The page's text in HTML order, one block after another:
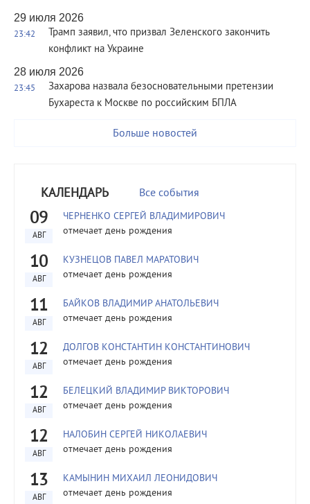
29 июля 2026
23:42
Трамп заявил, что призвал Зеленского закончить
конфликт на Украине
28 июля 2026
23:45
Захарова назвала безосновательными претензии
Бухареста к Москве по российским БПЛА
Больше новостей
КАЛЕНДАРЬ Все события
09
АВГ
ЧЕРНЕНКО СЕРГЕЙ ВЛАДИМИРОВИЧ
отмечает день рождения
10
АВГ
КУЗНЕЦОВ ПАВЕЛ МАРАТОВИЧ
отмечает день рождения
11
АВГ
БАЙКОВ ВЛАДИМИР АНАТОЛЬЕВИЧ
отмечает день рождения
12
АВГ
ДОЛГОВ КОНСТАНТИН КОНСТАНТИНОВИЧ
отмечает день рождения
12
АВГ
БЕЛЕЦКИЙ ВЛАДИМИР ВИКТОРОВИЧ
отмечает день рождения
12
АВГ
НАЛОБИН СЕРГЕЙ НИКОЛАЕВИЧ
отмечает день рождения
13
АВГ
КАМЫНИН МИХАИЛ ЛЕОНИДОВИЧ
отмечает день рождения